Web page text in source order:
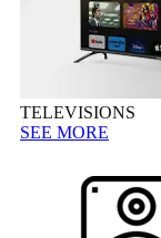
TELEVISIONS
SEE MORE